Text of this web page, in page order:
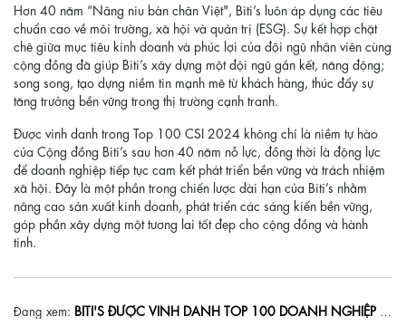
Hơn 40 năm “Nâng niu bàn chân Việt", Biti’s luôn áp dụng các tiêu
chuẩn cao về môi trường, xã hội và quản trị (ESG). Sự kết hợp chặt
chẽ giữa mục tiêu kinh doanh và phúc lợi của đội ngũ nhân viên cùng
cộng đồng đã giúp Biti’s xây dựng một đội ngũ gắn kết, năng động;
song song, tạo dựng niềm tin mạnh mẽ từ khách hàng, thúc đẩy sự
tăng trưởng bền vững trong thị trường cạnh tranh.
Được vinh danh trong Top 100 CSI 2024 không chỉ là niềm tự hào
của Cộng đồng Biti’s sau hơn 40 năm nỗ lực, đồng thời là động lực
để doanh nghiệp tiếp tục cam kết phát triển bền vững và trách nhiệm
xã hội. Đây là một phần trong chiến lược dài hạn của Biti’s nhằm
nâng cao sản xuất kinh doanh, phát triển các sáng kiến bền vững,
góp phần xây dựng một tương lai tốt đẹp cho cộng đồng và hành
tinh.
Đang xem: BITI'S ĐƯỢC VINH DANH TOP 100 DOANH NGHIỆP BỀN VỮNG VIỆT NAM CSI 2024